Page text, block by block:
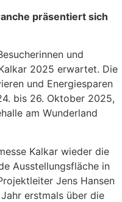
präsentiert sich
und
2025 erwartet. Die
und Energiesparen
bis 26. Oktober 2025,
am Wunderland
Kalkar wieder die
Ausstellungsfläche in
Jens Hansen
erstmals über die